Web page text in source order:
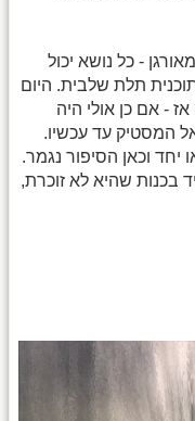
- כל נושא יכול
תלת שלבית. היום
- אם כן אולי היה
המסטיק עד עכשיו.
וכאן הסיפור נגמר.
בכנות שהיא לא זוכרת,